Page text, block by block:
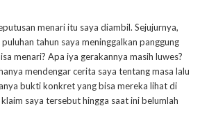
menari itu saya diambil. Sejujurnya,
tahun saya meninggalkan panggung
menari? Apa iya gerakannya masih luwes?
mendengar cerita saya tentang masa lalu
bukti konkret yang bisa mereka lihat di
saya tersebut hingga saat ini belumlah